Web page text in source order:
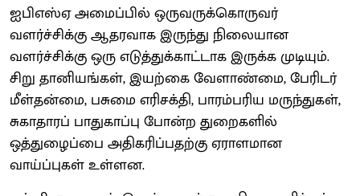
ஐபிஎஸ்ஏ அமைப்பில் ஒருவருக்கொருவர்
வளர்ச்சிக்கு ஆதரவாக இருந்து நிலையான
வளர்ச்சிக்கு ஒரு எடுத்துக்காட்டாக இருக்க முடியும்.
சிறு தானியங்கள், இயற்கை வேளாண்மை, பேரிடர்
மீள்தன்மை, பசுமை எரிசக்தி, பாரம்பரிய மருந்துகள்,
சுகாதாரப் பாதுகாப்பு போன்ற துறைகளில்
ஒத்துழைப்பை அதிகரிப்பதற்கு ஏராளமான
வாய்ப்புகள் உள்ளன.